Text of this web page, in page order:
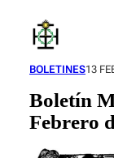
contenido
BOLETINES13
Boletín
Febrero